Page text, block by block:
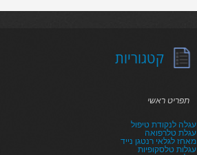
קטגוריות
תפריט ראשי
עגלה לנקודת טיפול
עגלת טלרפואה
מאחז לגלאי רנטגן נייד
עגלות טלסקופיות